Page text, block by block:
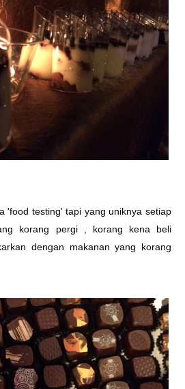
'food testing' tapi yang uniknya setiap
korang pergi , korang kena beli
dengan makanan yang korang